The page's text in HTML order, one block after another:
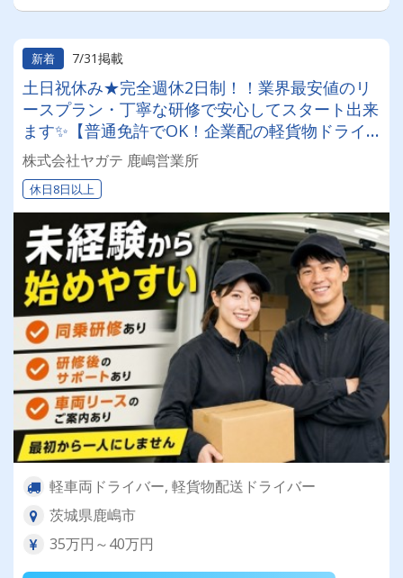
新着 7/31掲載
土日祝休み★完全週休2日制！！業界最安値のリ
ースプラン・丁寧な研修で安心してスタート出来
ます✨【普通免許でOK！企業配の軽貨物ドライ
バー！！】日払い・週払いOK♪しっかり稼いで生
活安定♪＼社員登用実績あり◎キャリアアップも
狙えます！／
株式会社ヤガテ 鹿嶋営業所
休日8日以上
軽車両ドライバー, 軽貨物配送ドライバー
茨城県鹿嶋市
35万円～40万円